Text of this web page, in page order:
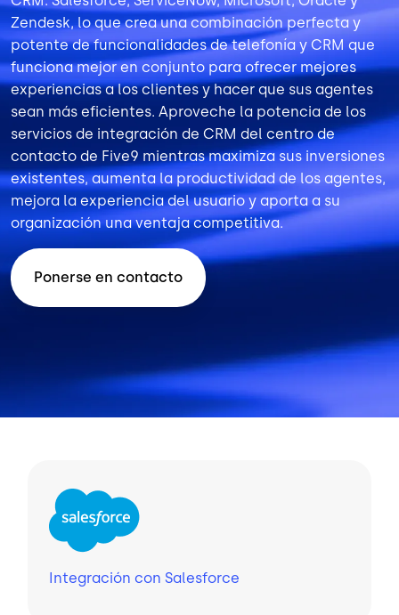
Zendesk, lo que crea una combinación perfecta y
potente de funcionalidades de telefonía y CRM que
funciona mejor en conjunto para ofrecer mejores
experiencias a los clientes y hacer que sus agentes
sean más eficientes. Aproveche la potencia de los
servicios de integración de CRM del centro de
contacto de Five9 mientras maximiza sus inversiones
existentes, aumenta la productividad de los agentes,
mejora la experiencia del usuario y aporta a su
organización una ventaja competitiva.
Ponerse en contacto
Integración con Salesforce